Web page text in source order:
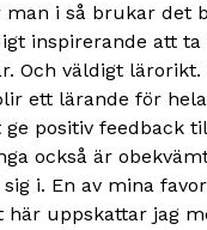
man i så brukar det
inspirerande att ta
Och väldigt lärorikt.
ett lärande för
ge positiv feedback
också är
i. En av mina
här uppskattar jag